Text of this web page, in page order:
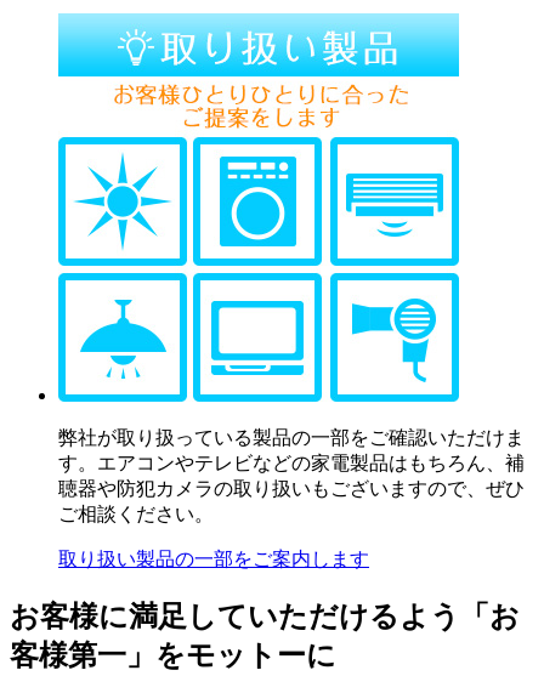
弊社が取り扱っている製品の一部をご確認いただけま
す。エアコンやテレビなどの家電製品はもちろん、補
聴器や防犯カメラの取り扱いもございますので、ぜひ
ご相談ください。
取り扱い製品の一部をご案内します
お客様に満足していただけるよう「お
客様第一」をモットーに